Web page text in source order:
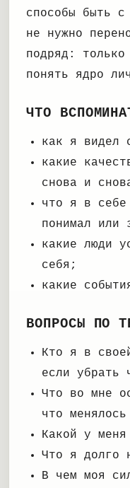
способы быть
не нужно
подряд:
понять ядро
ЧТО
как я видел
какие
снова и
что я в
понимал или
какие люди
себя;
какие
ВОПРОСЫ ПО
Кто я в
если убрать
Что во мне
что
Какой у меня
Что я долго
В чем моя